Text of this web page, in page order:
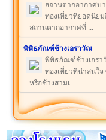
สถานตากอากาศบ
ท่องเที่ยวที่ยอดนิย
สถานตากอากาศที่ ...
พิพิธภัณฑ์ช้างเอราวัณ
พิพิธภัณฑ์ช้างเอรา
ท่องเที่ยวที่น่าสนใจ
หรือช้างสามเ ...